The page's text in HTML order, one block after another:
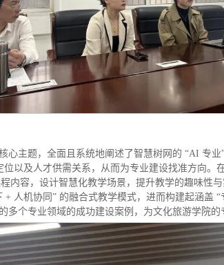
心主题，全面且系统地阐述了智慧树网的 “AI 专
以及人才供需关系，从而为专业建设找准方向。
内容，设计智慧化教学场景，提升教学的趣味性与
人机协同” 的融合式教学模式，进而构建起涵盖
多个专业领域的成功建设案例，为文化旅游学院的